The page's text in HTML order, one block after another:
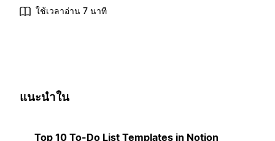
ใช้เวลาอ่าน 7 นาที
แนะนำใน
Top 10 To-Do List Templates in Notion